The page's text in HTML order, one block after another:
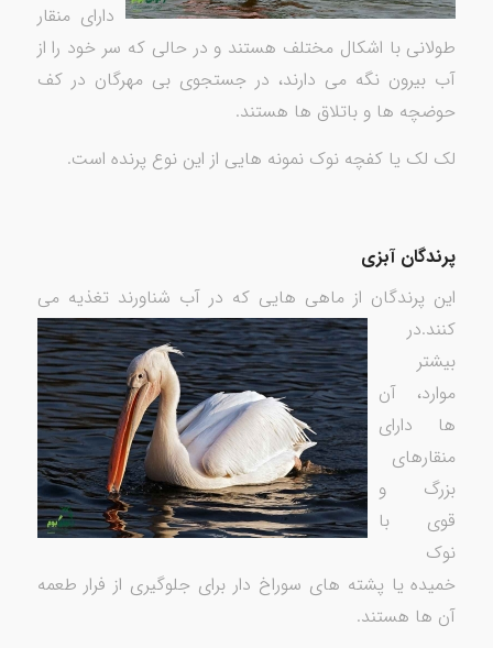
دارای منقار
طولانی با اشکال مختلف هستند و در حالی که سر خود را از
آب بیرون نگه می دارند، در جستجوی بی مهرگان در کف
حوضچه ها و باتلاق ها هستند.
لک لک یا کفچه نوک نمونه هایی از این نوع پرنده است.
پرندگان آبزی
این پرندگان از ماهی هایی که در آب شناورند تغذیه می
کنند.در
بیشتر
موارد، آن
ها دارای
منقارهای
بزرگ و
قوی با
نوک
خمیده یا پشته های سوراخ دار برای جلوگیری از فرار طعمه
آن ها هستند.